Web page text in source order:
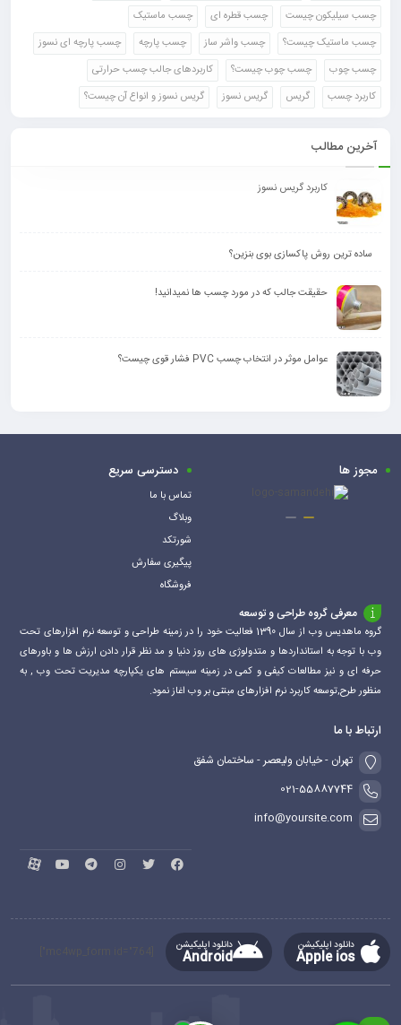
چسب سیلیکون چیست
چسب قطره ای
چسب ماستیک
چسب ماستیک چیست؟
چسب واشر ساز چسب پارچه
چسب پارچه ای نسوز
چسب چوب
چسب چوب چیست؟
کاربردهای جالب چسب حرارتی
کاربرد چسب
گریس گریس نسوز گریس نسوز و انواع آن چیست؟
آخرین مطالب
کاربرد گریس نسوز
ساده ترین روش پاکسازی بوی بنزین؟
حقیقت جالب که در مورد چسب ها نمیدانید!
عوامل موثر در انتخاب چسب PVC فشار قوی چیست؟
مجوز ها دسترسی سریع
تماس با ما
وبلاگ
شورتکد
پیگیری سفارش
فروشگاه
معرفی گروه طراحی و توسعه
گروه ماهدیس وب از سال 1390 فعالیت خود را در زمینه طراحی و توسعه نرم افزارهای تحت
وب با توجه به استانداردها و متدولوژی های روز دنیا و مد نظر قرار دادن ارزش ها و باورهای
حرفه ای و نیز مطالعات کیفی و کمی در زمینه سیستم های یکپارچه مدیریت تحت وب , به
منظور طرح,توسعه کاربرد نرم افزارهای مبتنی بر وب اغاز نمود.
ارتباط با ما
تهران - خیابان ولیعصر - ساختمان شفق
021-55887744
info@yoursite.com
دانلود اپلیکیشن
Apple ios
دانلود اپلیکیشن
Android